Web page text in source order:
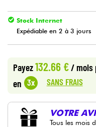
Violons & Quatuor
Câbles & Access.
Stock Internet
Expédiable en 2 à 3 jours
Payez132.66 €/ mois
en 3x SANS FRAIS
VOTRE
Tous les mois